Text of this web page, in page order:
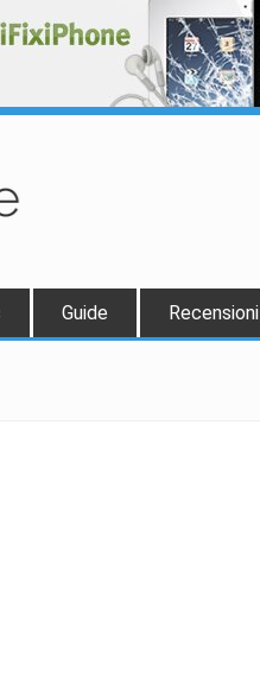
Guide Recensioni